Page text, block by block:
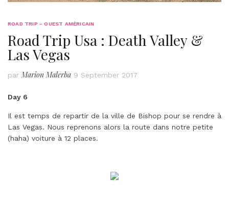
ROAD TRIP - OUEST AMÉRICAIN
Road Trip Usa : Death Valley &
Las Vegas
par Marion Malerba 9 September 2017
Day 6
Il est temps de repartir de la ville de Bishop pour se rendre à
Las Vegas. Nous reprenons alors la route dans notre petite
(haha) voiture à 12 places.